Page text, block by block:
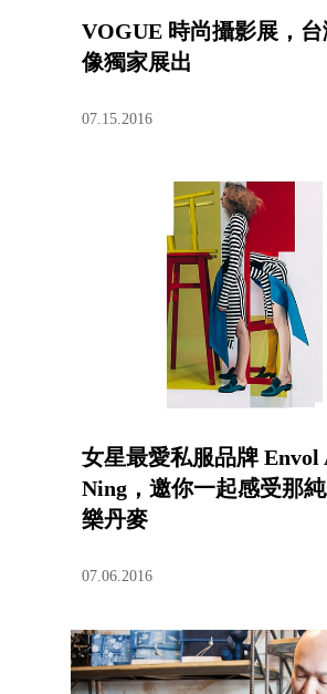
VOGUE 時尚攝影展，
像獨家展出
07.15.2016
女星最愛私服品牌 Envol
Ning，邀你一起感受那
樂丹麥
07.06.2016